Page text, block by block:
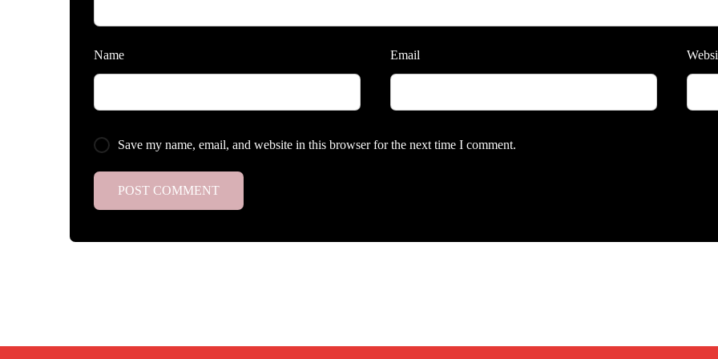
Name Email
Save my name, email, and website in this browser for the next time I comment.